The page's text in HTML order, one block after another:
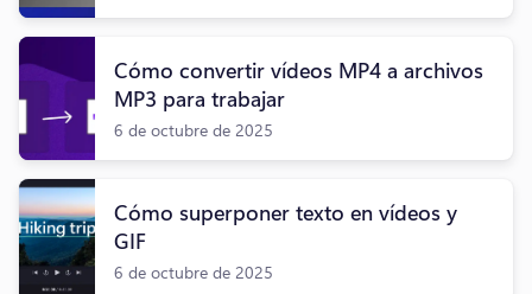
Cómo convertir vídeos MP4 a archivos
MP3 para trabajar
6 de octubre de 2025
Cómo superponer texto en vídeos y
GIF
6 de octubre de 2025